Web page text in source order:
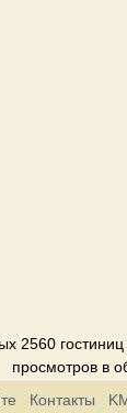
2560
просмотров в
Контакты